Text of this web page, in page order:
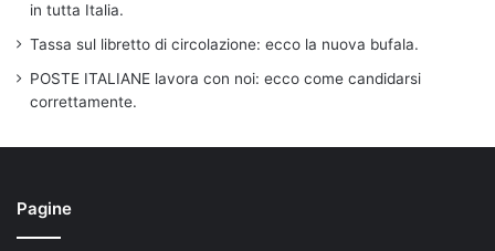
in tutta Italia.
Tassa sul libretto di circolazione: ecco la nuova bufala.
POSTE ITALIANE lavora con noi: ecco come candidarsi
correttamente.
Pagine